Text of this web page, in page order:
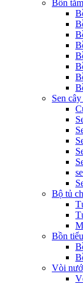
Bồn tắm
Sen
Bộ tủ
Bồn tiểu
Vòi